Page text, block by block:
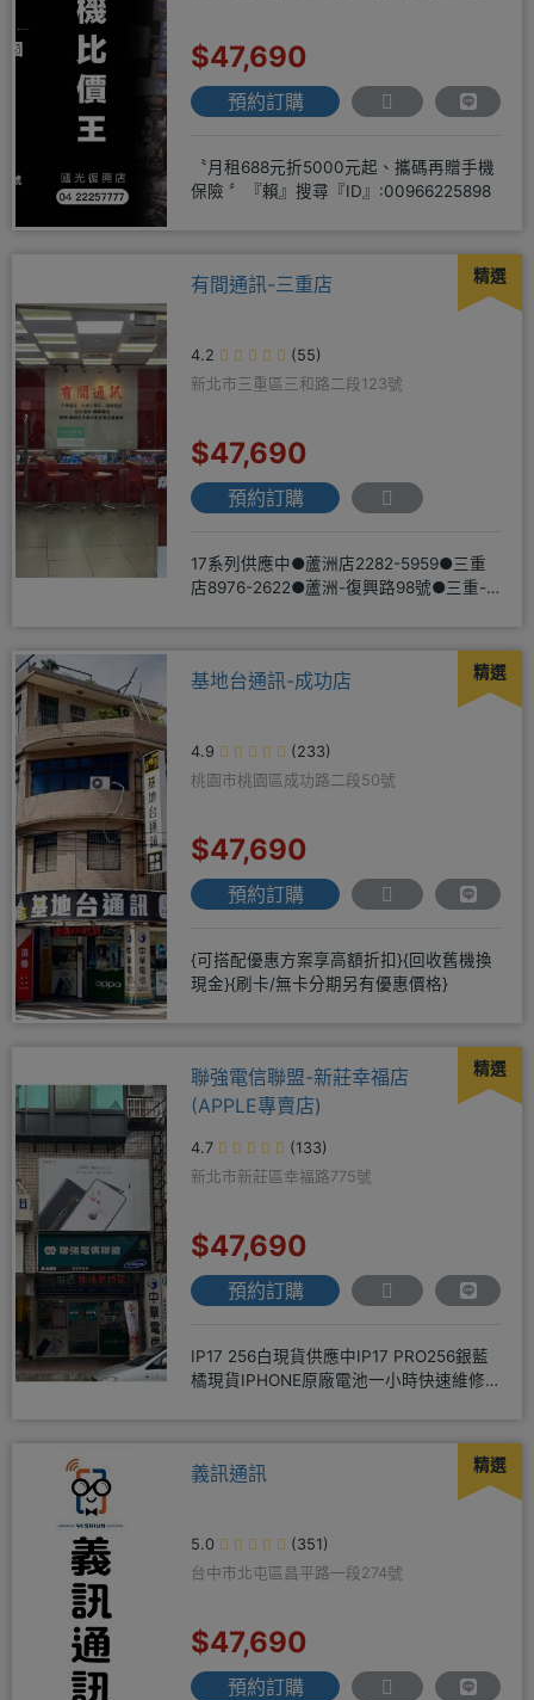
$47,690
預約訂購
〝月租688元折5000元起、攜碼再贈手機
保險 〞『賴』搜尋『ID』:00966225898
精選
有間通訊-三重店
4.2
(55)
新北市三重區三和路二段123號
$47,690
預約訂購
17系列供應中●蘆洲店2282-5959●三重
店8976-2622●蘆洲-復興路98號●三重-
精選
基地台通訊-成功店
4.9
(233)
桃園市桃園區成功路二段50號
$47,690
預約訂購
{可搭配優惠方案享高額折扣}{回收舊機換
現金}{刷卡/無卡分期另有優惠價格}
精選
聯強電信聯盟-新莊幸福店
(APPLE專賣店)
4.7
(133)
新北市新莊區幸福路775號
$47,690
預約訂購
IP17 256白現貨供應中IP17 PRO256銀藍
橘現貨IPHONE原廠電池一小時快速維修
精選
義訊通訊
5.0
(351)
台中市北屯區昌平路一段274號
$47,690
預約訂購